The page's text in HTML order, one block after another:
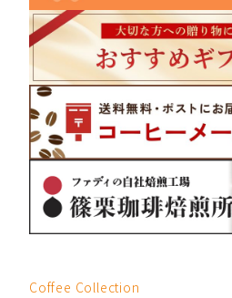
Coffee Collection